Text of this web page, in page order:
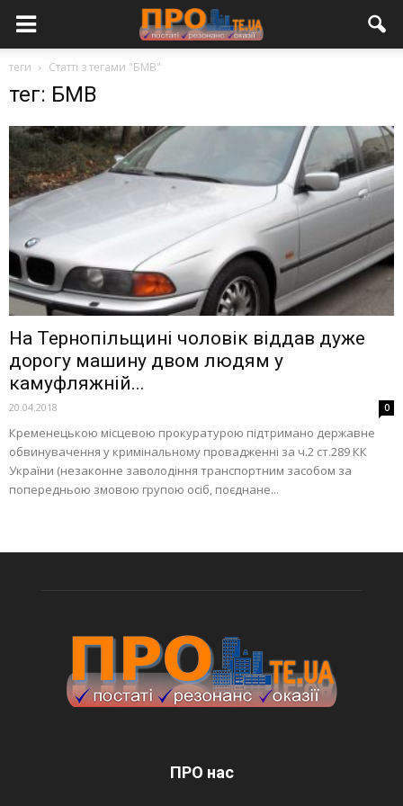
теги Статті з тегами "БМВ"
тег: БМВ
На Тернопільщині чоловік віддав дуже
дорогу машину двом людям у
камуфляжній...
20.04.2018 0
Кременецькою місцевою прокуратурою підтримано державне
обвинувачення у кримінальному провадженні за ч.2 ст.289 КК
України (незаконне заволодіння транспортним засобом за
попередньою змовою групою осіб, поєднане...
ПРО нас